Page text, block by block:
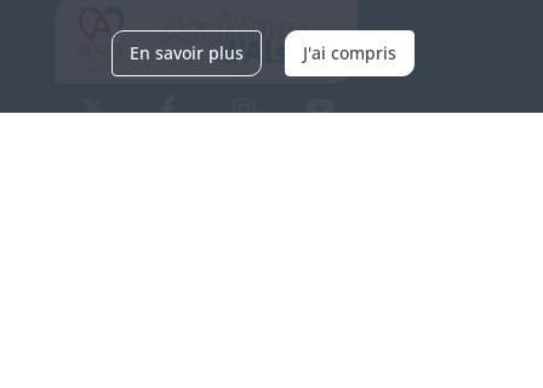
En savoir plus J'ai compris